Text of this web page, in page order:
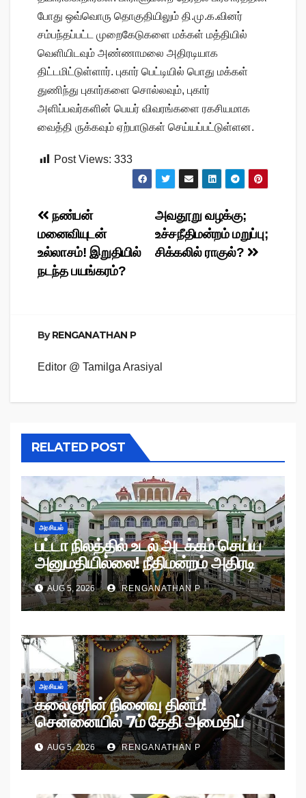
போது ஒவ்வொரு தொகுதியிலும் தி.மு.க.வினர்
சம்பந்தப்பட்ட முறைகேடுகளை மக்கள் மத்தியில்
வெளியிடவும் அண்ணாமலை அதிரடியாக
திட்டமிட்டுள்ளார். புகார் பெட்டியில் பொது மக்கள்
துணிந்து புகார்களை சொல்லவும், புகார்
அளிப்பவர்களின் பெயர் விவரங்களை ரகசியமாக
வைத்தி ருக்கவும் ஏற்பாடுகள் செய்யப்பட்டுள்ளன.
Post Views: 333
Post
navigation
அவதூறு வழக்கு;
உச்சநீதிமன்றம் மறுப்பு;
சிக்கலில் ராகுல்?
நண்பன்
மனைவியுடன்
உல்லாசம்! இறுதியில்
நடந்த பயங்கரம்?
ByRENGANATHAN P
Editor @ Tamilga Arasiyal
RELATED POST
அரசியல்
பட்டா நிலத்தில் உடல் அடக்கம் செய்ய
அனுமதியில்லை! நீதிமன்றம் அதிரடி
உத்தரவு!
AUG 5, 2026 RENGANATHAN P
அரசியல்
கலைஞரின் நினைவு தினம்!
சென்னையில் 7ம் தேதி அமைதிப்
பேரணி!
AUG 5, 2026 RENGANATHAN P